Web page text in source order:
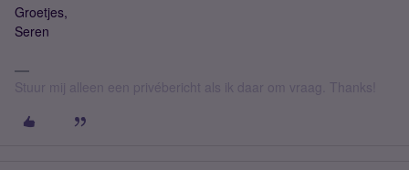
Groetjes,
Seren
Stuur mij alleen een privébericht als ik daar om vraag. Thanks!